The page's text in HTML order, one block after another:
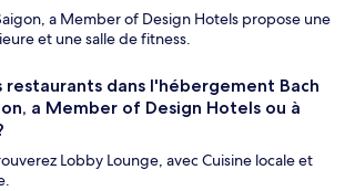
a Member of Design Hotels propose une
et une salle de fitness.
restaurants dans l'hébergement Bach
a Member of Design Hotels ou à
Lobby Lounge, avec Cuisine locale et